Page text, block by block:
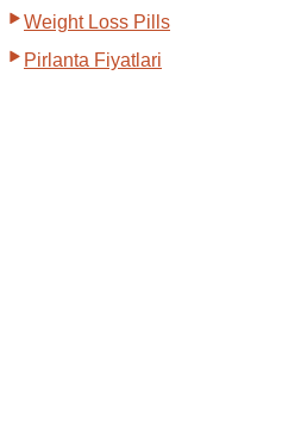
Weight Loss Pills
Pirlanta Fiyatlari